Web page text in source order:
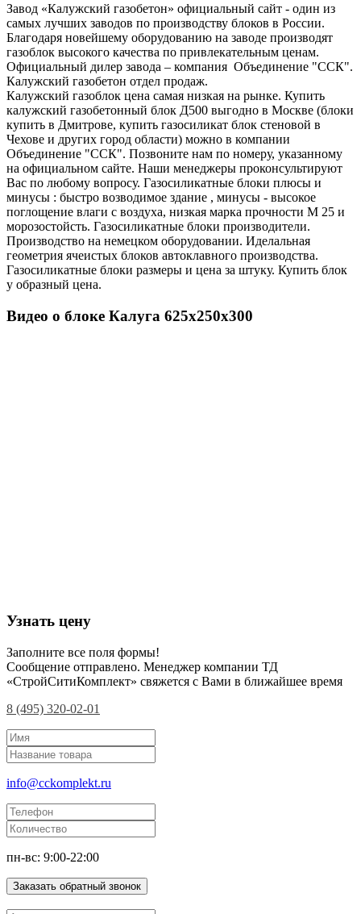
Завод «Калужский газобетон» официальный сайт - один из
самых лучших заводов по производству блоков в России.
Благодаря новейшему оборудованию на заводе производят
газоблок высокого качества по привлекательным ценам.
Официальный дилер завода – компания Объединение "ССК".
Калужский газобетон отдел продаж.
Калужский газоблок цена самая низкая на рынке. Купить
калужский газобетонный блок Д500 выгодно в Москве (блоки
купить в Дмитрове, купить газосиликат блок стеновой в
Чехове и других город области) можно в компании
Объединение "ССК". Позвоните нам по номеру, указанному
на официальном сайте. Наши менеджеры проконсультируют
Вас по любому вопросу. Газосиликатные блоки плюсы и
минусы : быстро возводимое здание , минусы - высокое
поглощение влаги с воздуха, низкая марка прочности М 25 и
морозостойсть. Газосиликатные блоки производители.
Производство на немецком оборудовании. Иделальная
геометрия ячеистых блоков автоклавного производства.
Газосиликатные блоки размеры и цена за штуку. Купить блок
у образный цена.
Видео о блоке Калуга 625х250х300
Узнать цену
Заполните все поля формы!
Сообщение отправлено. Менеджер компании ТД
«СтройСитиКомплект» свяжется с Вами в ближайшее время
8 (495) 320-02-01
info@cckomplekt.ru
пн-вс: 9:00-22:00
Заказать обратный звонок